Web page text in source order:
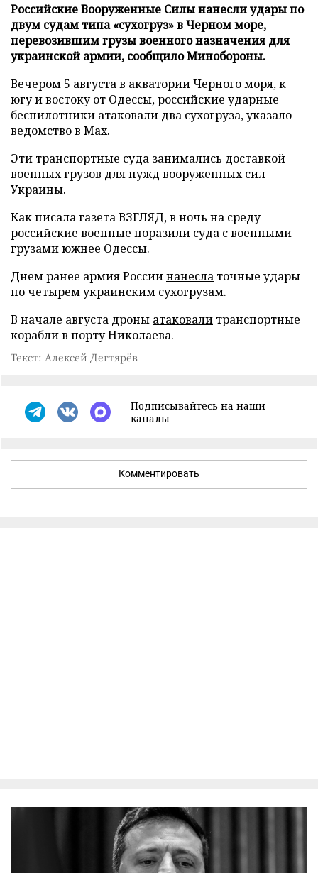
Российские Вооруженные Силы нанесли удары по
двум судам типа «сухогруз» в Черном море,
перевозившим грузы военного назначения для
украинской армии, сообщило Минобороны.
Вечером 5 августа в акватории Черного моря, к
югу и востоку от Одессы, российские ударные
беспилотники атаковали два сухогруза, указало
ведомство в Max.
Эти транспортные суда занимались доставкой
военных грузов для нужд вооруженных сил
Украины.
Как писала газета ВЗГЛЯД, в ночь на среду
российские военные поразили суда с военными
грузами южнее Одессы.
Днем ранее армия Россиинанесла точные удары
по четырем украинским сухогрузам.
В начале августа дроны атаковали транспортные
корабли в порту Николаева.
Текст: Алексей Дегтярёв
Подписывайтесь на наши
каналы
Комментировать